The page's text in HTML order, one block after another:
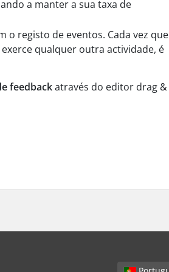
a manter a sua taxa de
o registo de eventos. Cada vez que
qualquer outra actividade, é
feedbackatravés do editor drag &